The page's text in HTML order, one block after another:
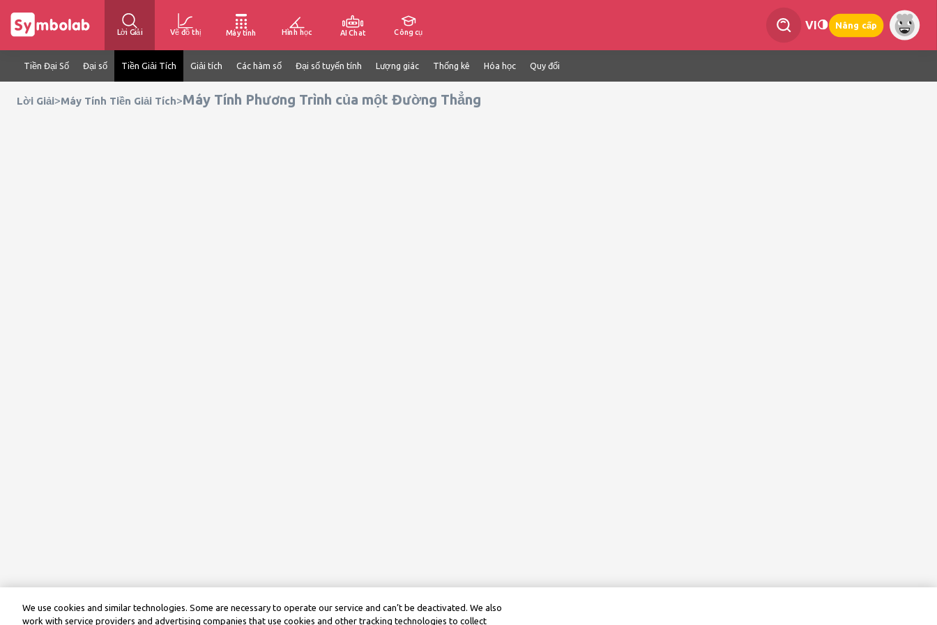
Lời Giải Vẽ đồ thị Máy tính Hình học AI Chat Công cụ
VI Nâng cấp
Tiền Đại Số Đại số Tiền Giải Tích Giải tích Các hàm số Đại số tuyến tính Lượng giác Thống kê Hóa học Quy đổi
Lời Giải>Máy Tính Tiền Giải Tích>Máy Tính Phương Trình của một Đường Thẳng
We use cookies and similar technologies. Some are necessary to operate our service and can’t be deactivated. We also
work with service providers and advertising companies that use cookies and other tracking technologies to collect